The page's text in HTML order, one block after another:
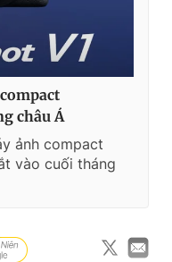
châu Á
ảnh compact
vào cuối tháng